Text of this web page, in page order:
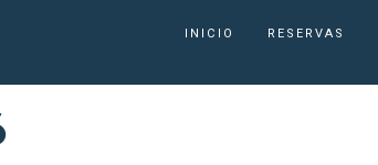
INICIO RESERVAS